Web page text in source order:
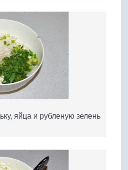
яйца и рубленую зелень